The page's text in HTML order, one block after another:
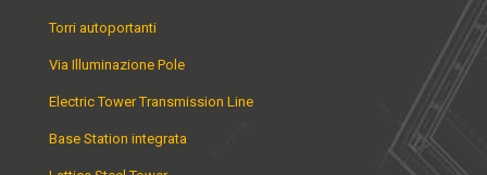
Torri autoportanti
Via Illuminazione Pole
Electric Tower Transmission Line
Base Station integrata